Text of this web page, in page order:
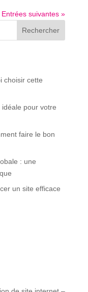
Entrées suivantes »
Rechercher
choisir cette
pour votre
faire le bon
: une
un site efficace